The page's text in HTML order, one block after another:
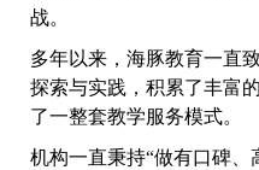
战。
多年以来，海豚教育一直
探索与实践，积累了丰富
了一整套教学服务模式。
机构一直秉持“做有口碑、